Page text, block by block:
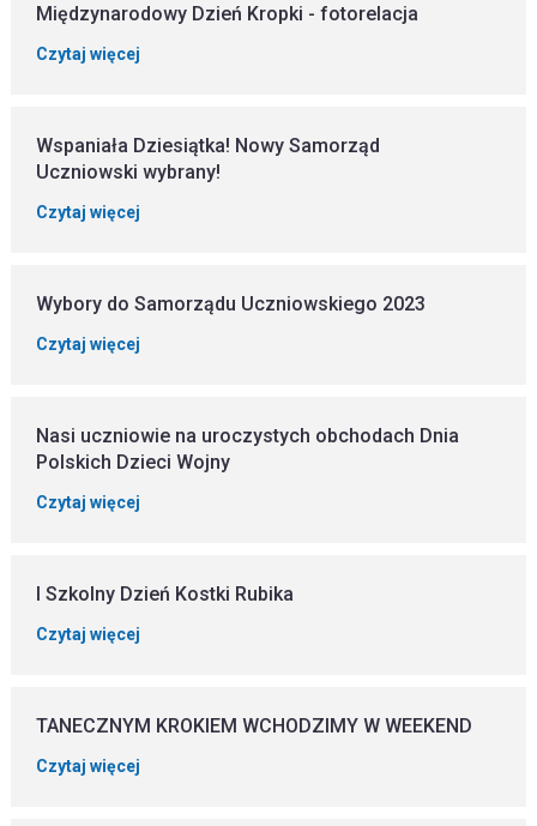
Międzynarodowy Dzień Kropki - fotorelacja
Czytaj więcej
Wspaniała Dziesiątka! Nowy Samorząd
Uczniowski wybrany!
Czytaj więcej
Wybory do Samorządu Uczniowskiego 2023
Czytaj więcej
Nasi uczniowie na uroczystych obchodach Dnia
Polskich Dzieci Wojny
Czytaj więcej
I Szkolny Dzień Kostki Rubika
Czytaj więcej
TANECZNYM KROKIEM WCHODZIMY W WEEKEND
Czytaj więcej